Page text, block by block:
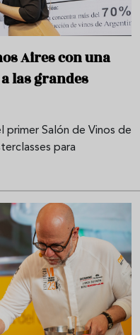
Aires con una
las grandes
primer Salón de Vinos de
para